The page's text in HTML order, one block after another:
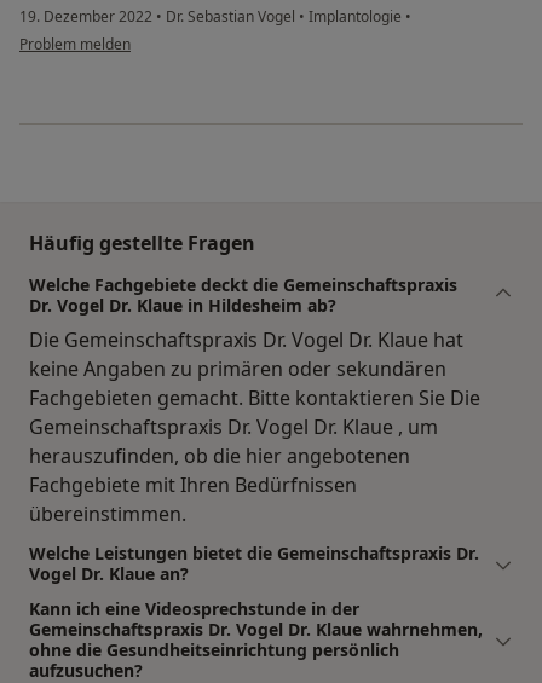
19. Dezember 2022 • Dr. Sebastian Vogel • Implantologie •
Problem melden
Häufig gestellte Fragen
Welche Fachgebiete deckt die Gemeinschaftspraxis
Dr. Vogel Dr. Klaue in Hildesheim ab?
Die Gemeinschaftspraxis Dr. Vogel Dr. Klaue hat
keine Angaben zu primären oder sekundären
Fachgebieten gemacht. Bitte kontaktieren Sie Die
Gemeinschaftspraxis Dr. Vogel Dr. Klaue , um
herauszufinden, ob die hier angebotenen
Fachgebiete mit Ihren Bedürfnissen
übereinstimmen.
Welche Leistungen bietet die Gemeinschaftspraxis Dr.
Vogel Dr. Klaue an?
Kann ich eine Videosprechstunde in der
Gemeinschaftspraxis Dr. Vogel Dr. Klaue wahrnehmen,
ohne die Gesundheitseinrichtung persönlich
aufzusuchen?